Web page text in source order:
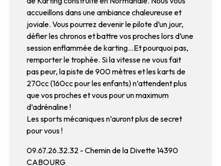
accueillons dans une ambiance chaleureuse et
joviale. Vous pourrez devenir le pilote d’un jour,
défier les chronos et battre vos proches lors d’une
session enflammée de karting…Et pourquoi pas,
remporter le trophée. Si la vitesse ne vous fait
pas peur, la piste de 900 mètres et les karts de
270cc (160cc pour les enfants) n’attendent plus
que vos proches et vous pour un maximum
d’adrénaline !
Les sports mécaniques n’auront plus de secret
pour vous !
09.67.26.32.32 - Chemin de la Divette 14390
CABOURG